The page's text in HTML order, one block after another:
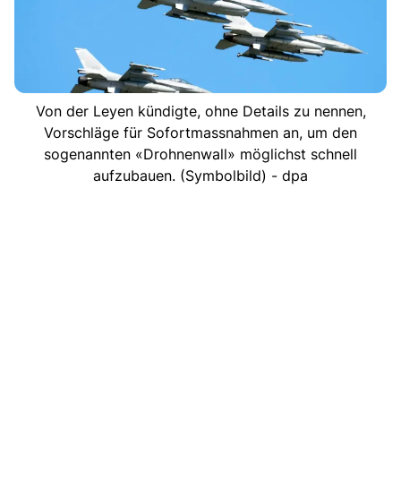
Von der Leyen kündigte, ohne Details zu nennen,
Vorschläge für Sofortmassnahmen an, um den
sogenannten «Drohnenwall» möglichst schnell
aufzubauen. (Symbolbild) - dpa